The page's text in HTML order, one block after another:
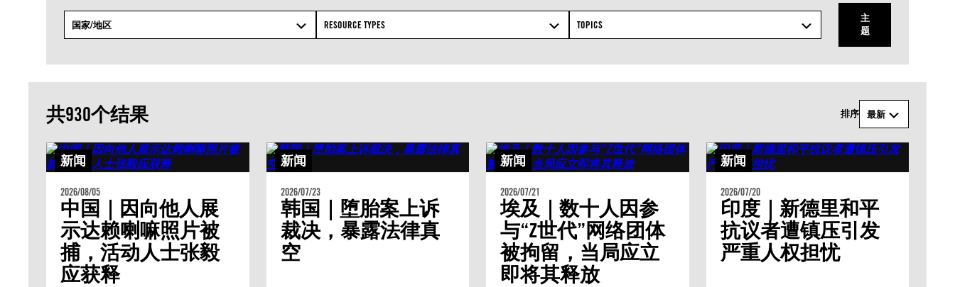
国家/地区 RESOURCE TYPES TOPICS
主
题
共930个结果 排序 最新
新闻
2026/08/05
中国｜因向他人展
示达赖喇嘛照片被
捕，活动人士张毅
应获释
新闻
2026/07/23
韩国｜堕胎案上诉
裁决，暴露法律真
空
新闻
2026/07/21
埃及｜数十人因参
与“Z世代”网络团体
被拘留，当局应立
即将其释放
新闻
2026/07/20
印度｜新德里和平
抗议者遭镇压引发
严重人权担忧